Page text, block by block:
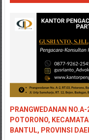
PRANGWEDANAN
POTORONO,
BANTUL, PROVINSI